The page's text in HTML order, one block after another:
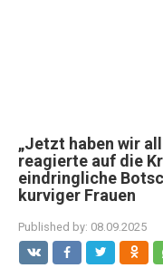
„Jetzt haben wir
reagierte auf die
eindringliche
kurviger Frauen
Published by: 08.09.2025